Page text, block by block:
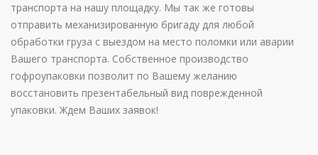
транспорта на нашу площадку. Мы так же готовы
отправить механизированную бригаду для любой
обработки груза с выездом на место поломки или аварии
Вашего транспорта. Собственное производство
гофроупаковки позволит по Вашему желанию
восстановить презентабельный вид поврежденной
упаковки. Ждем Ваших заявок!